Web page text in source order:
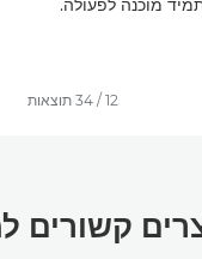
מוכנה לפעולה.
12
/
34 תוצאות
קשורים